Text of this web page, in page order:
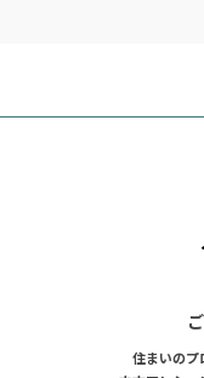
住まいのプ